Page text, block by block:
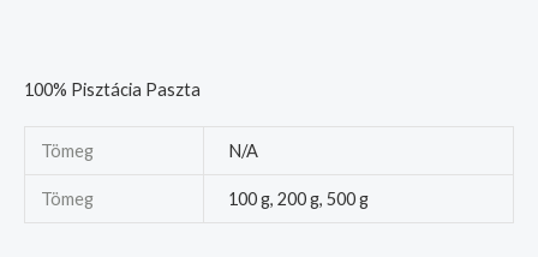
100% Pisztácia Paszta
Tömeg N/A
Tömeg 100 g, 200 g, 500 g